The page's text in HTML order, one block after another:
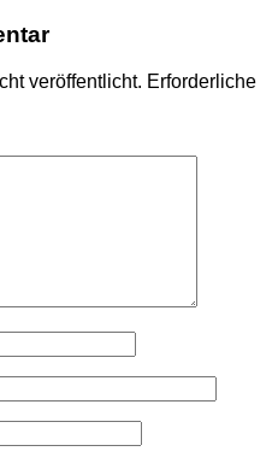
veröffentlicht. Erforderliche